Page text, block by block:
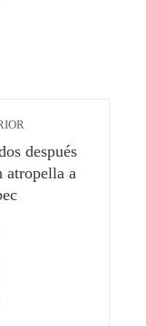
después
atropella a